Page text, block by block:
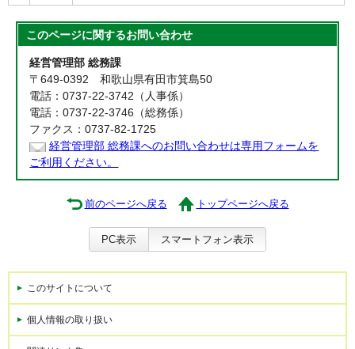
このページに関するお問い合わせ
経営管理部 総務課
〒649-0392 和歌山県有田市箕島50
電話：0737-22-3742（人事係）
電話：0737-22-3746（総務係）
ファクス：0737-82-1725
経営管理部 総務課へのお問い合わせは専用フォームを
ご利用ください。
前のページへ戻る トップページへ戻る
PC表示 スマートフォン表示
このサイトについて
個人情報の取り扱い